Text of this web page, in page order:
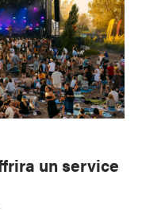
un service